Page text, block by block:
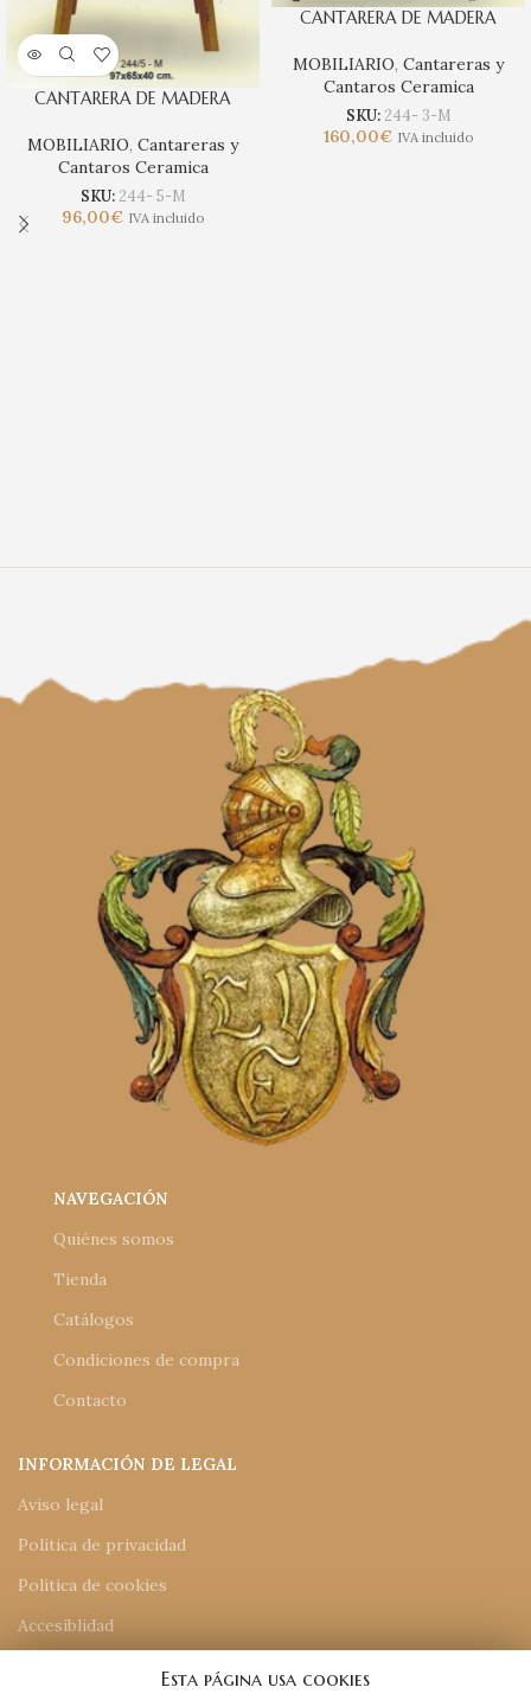
CANTARERA DE MADERA
MOBILIARIO, Cantareras y
Cantaros Ceramica
SKU: 244- 5-M
96,00€ IVA incluido
CANTARERA DE MADERA
MOBILIARIO, Cantareras y
Cantaros Ceramica
SKU: 244- 3-M
160,00€ IVA incluido
NAVEGACIÓN
Quiénes somos
Tienda
Catálogos
Condiciones de compra
Contacto
INFORMACIÓN DE LEGAL
Aviso legal
Política de privacidad
Política de cookies
Accesiblidad
Esta página usa cookies